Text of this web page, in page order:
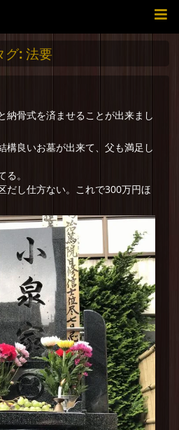
グ:法要
納骨式を済ませることが出来まし
構良いお墓が出来て、父も満足し
。
だし仕方ない。これで300万円ほ